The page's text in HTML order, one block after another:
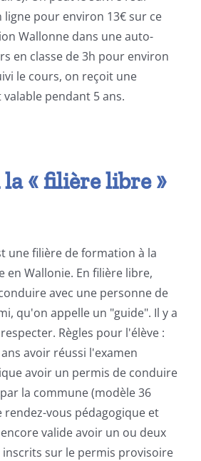
pour environ 13€ sur ce
Wallonne dans une auto-
en classe de 3h pour environ
le cours, on reçoit une
pendant 5 ans.
la « filière libre »
une filière de formation à la
en Wallonie. En filière libre,
avec une personne de
qu'on appelle un "guide". Il y a
Règles pour l'élève :
avoir réussi l'examen
avoir un permis de conduire
la commune (modèle 36
rendez-vous pédagogique et
valide avoir un ou deux
sur le permis provisoire